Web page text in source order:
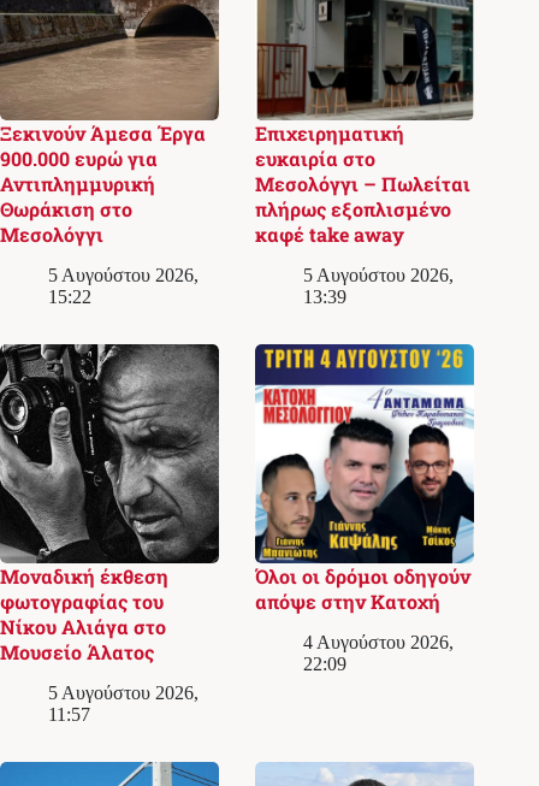
Ξεκινούν Άμεσα Έργα
900.000 ευρώ για
Αντιπλημμυρική
Θωράκιση στο
Μεσολόγγι
5 Αυγούστου 2026,
15:22
Επιχειρηματική
ευκαιρία στο
Μεσολόγγι – Πωλείται
πλήρως εξοπλισμένο
καφέ take away
5 Αυγούστου 2026,
13:39
Μοναδική έκθεση
φωτογραφίας του
Νίκου Αλιάγα στο
Μουσείο Άλατος
5 Αυγούστου 2026,
11:57
Όλοι οι δρόμοι οδηγούν
απόψε στην Κατοχή
4 Αυγούστου 2026,
22:09